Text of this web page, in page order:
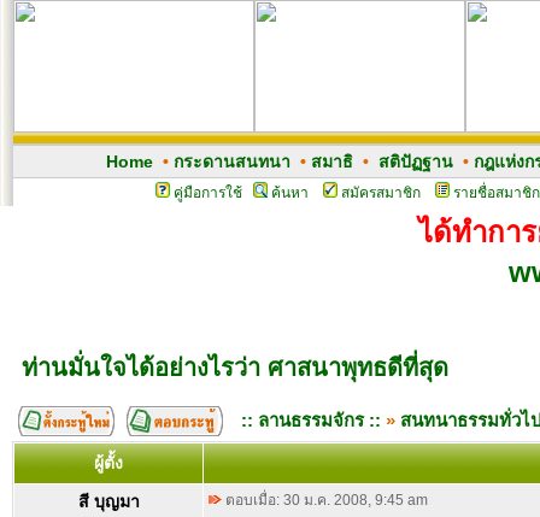
Home• กระดานสนทนา • สมาธิ• สติปัฏฐาน• กฎแห่งก
คู่มือการใช้ ค้นหา สมัครสมาชิก รายชื่อสมาชิก
ได้ทำกา
ท่านมั่นใจได้อย่างไรว่า ศาสนาพุทธดีที่สุด
:: ลานธรรมจักร :: » สนทนาธรรมทั่วไ
ผู้ตั้ง
สี บุญมา
ตอบเมื่อ: 30 ม.ค. 2008, 9:45 am